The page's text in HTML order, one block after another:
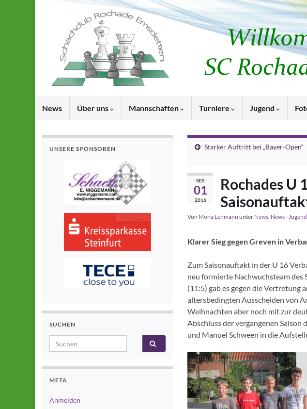
News Über uns Mannschaften Turniere Jugend
Starker Auftritt bei „Bayer-Open“
SEP.
01
2016
Rochades U
Von Mona Lehmann unter News, News -
Klarer Sieg gegen Greven in
Zum Saisonauftakt in der U 16
neu formierte Nachwuchsteam des
(11:5) gab es gegen die Vertretung
altersbedingten Ausscheiden von
Weihnachten aber noch mit zur
Abschluss der vergangenen Saison
und Manuel Schween in die
UNSERE SPONSOREN
SUCHEN
Search for:
META
Anmelden